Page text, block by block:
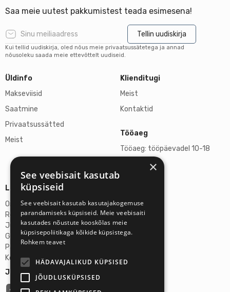
Saa meie uutest pakkumistest teada esimesena!
Tellin uudiskirja
Kui tellid uudiskirja, oled nõus meie privaatsussätetega ja annad
nõusoleku saada meie ettevõttelt uudiseid.
Üldinfo
Makseviisid
Saatmine
Privaatsussätted
Meist
Klienditugi
Meist
Kontaktid
Tööaeg
Tööaeg: tööpäevadel 10-18
L, P suletud
Jälgi meid:
Lisainfo
Omicron SIA
Reg-nr: 40103272028
Juriidiline aadress:
Ganibu Dambis 2A, Riia, Läti, LV-1045
Pank: AS Swedbank
Konto number: LV46HABA0551027644383
×
See veebisait kasutab
küpsiseid
See veebisait kasutab kasutajakogemuse
parandamiseks küpsiseid. Meie veebisaiti
kasutades nõustute kooskõlas meie
küpsisepoliitikaga kõikide küpsistega.
Rohkem teavet
HÄDAVAJALIKUD KÜPSISED
JÕUDLUSKÜPSISED